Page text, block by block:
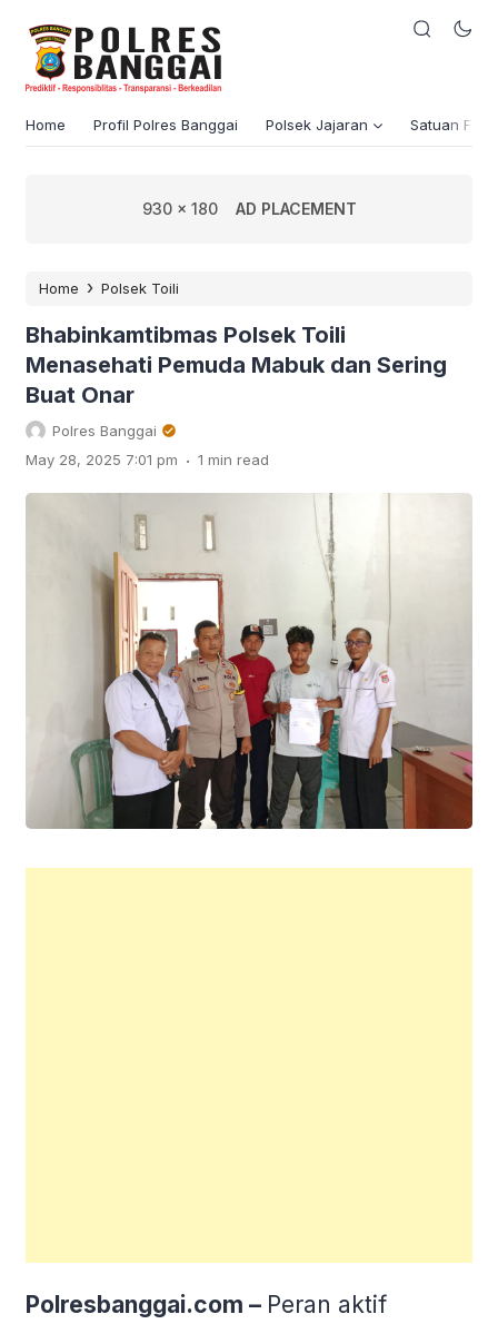
Home Profil Polres Banggai Polsek Jajaran Satuan
930 x 180 AD PLACEMENT
Home › Polsek Toili
Bhabinkamtibmas Polsek Toili
Menasehati Pemuda Mabuk dan Sering
Buat Onar
Polres Banggai
May 28, 2025 7:01 pm . 1 min read
Polresbanggai.com – Peran aktif